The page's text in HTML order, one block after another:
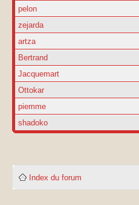
pelon
zejarda
artza
Bertrand
Jacquemart
Ottokar
piemme
shadoko
Index du forum